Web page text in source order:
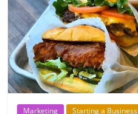
ปรึกษา
การ
ลงทุน
และ
ขยาย
สา
ขา
แฟ Marketing Starting a Business